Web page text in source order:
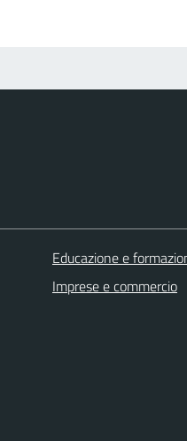
Educazione e
Imprese e commercio